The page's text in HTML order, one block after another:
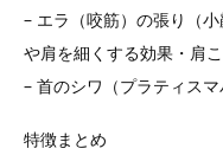
– エラ（咬筋）の張り（
や肩を細くする効果・肩こ
– 首のシワ（プラティスマ
特徴まとめ